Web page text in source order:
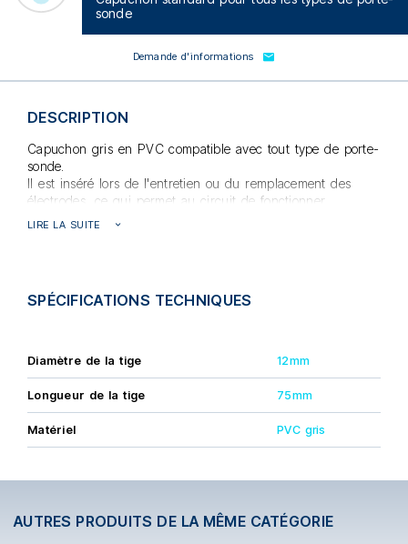
sonde
DESCRIPTION
Capuchon gris en PVC compatible avec tout type de porte-
sonde.
Il est inséré lors de l'entretien ou du remplacement des
électrodes, ce qui permet au circuit de fonctionner.
LIRE LA SUITE
Demande d'informations
SPÉCIFICATIONS TECHNIQUES
Diamètre de la tige 12mm
Longueur de la tige 75mm
Matériel PVC gris
AUTRES PRODUITS DE LA MÊME CATÉGORIE